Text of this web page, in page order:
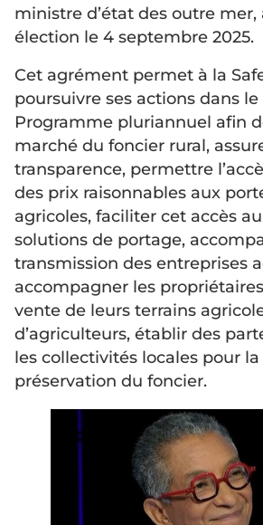
ministre d’état des outre
élection le 4 septembre 2025.
Cet agrément permet à la
poursuivre ses actions dans
Programme pluriannuel afin
marché du foncier rural,
transparence, permettre
des prix raisonnables aux
agricoles, faciliter cet accès
solutions de portage,
transmission des entreprises
accompagner les
vente de leurs terrains
d’agriculteurs, établir des
les collectivités locales pour
préservation du foncier.